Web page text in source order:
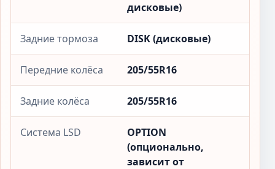
дисковые)
Задние тормоза DISK (дисковые)
Передние колёса 205/55R16
Задние колёса 205/55R16
Система LSD
OPTION
(опционально,
зависит от